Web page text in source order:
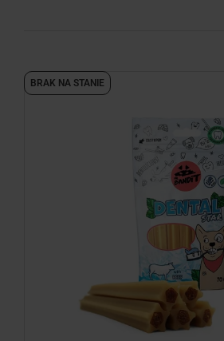
BRAK NA STANIE